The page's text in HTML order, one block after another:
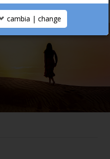
cambia | change